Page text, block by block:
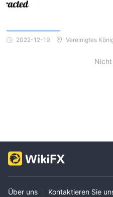
2022-12-19 Vereinigtes
Über uns Kontaktieren Sie